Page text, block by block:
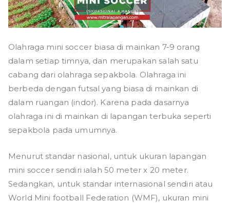
Olahraga mini soccer biasa di mainkan 7-9 orang
dalam setiap timnya, dan merupakan salah satu
cabang dari olahraga sepakbola. Olahraga ini
berbeda dengan futsal yang biasa di mainkan di
dalam ruangan (indor). Karena pada dasarnya
olahraga ini di mainkan di lapangan terbuka seperti
sepakbola pada umumnya.
Menurut standar nasional, untuk ukuran lapangan
mini soccer sendiri ialah 50 meter x 20 meter.
Sedangkan, untuk standar internasional sendiri atau
World Mini football Federation (WMF), ukuran mini